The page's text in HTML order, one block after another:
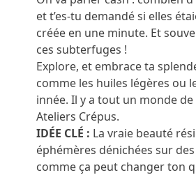
et t’es-tu demandé si elles
créée en une minute. Et
ces subterfuges !
Explore, et embrace ta
comme les huiles légères ou
innée. Il y a tout un monde
Ateliers Crépus.
IDÉE CLÉ : La vraie beauté
éphémères dénichées sur
comme ça peut changer ton